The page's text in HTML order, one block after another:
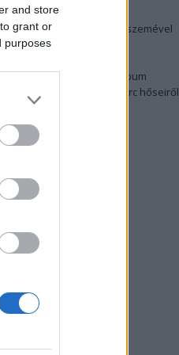
and store
grant or
purposes
és anatómia
egy holland fotós szemével
fotók 2015-ből
a nagy meztelen album
meg a 48-as szabadságharc hőseiről
fotókat!
feliratkozás